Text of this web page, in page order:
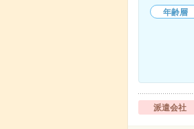
年齢層
派遣会社